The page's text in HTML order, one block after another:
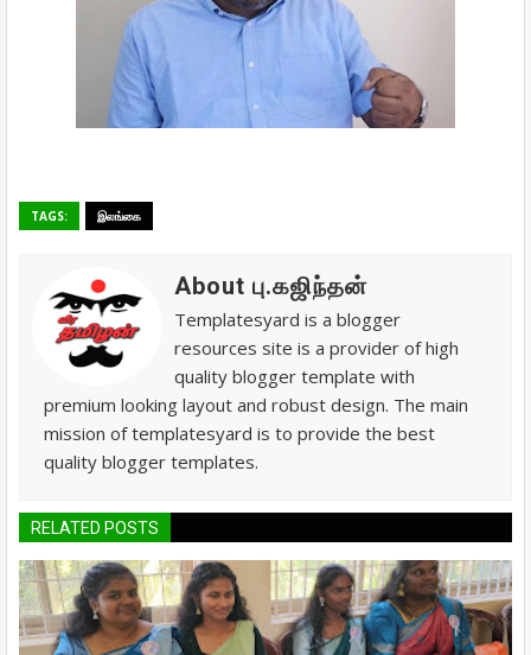
TAGS: இலங்கை
About பு.கஜிந்தன்
Templatesyard is a blogger
resources site is a provider of high
quality blogger template with
premium looking layout and robust design. The main
mission of templatesyard is to provide the best
quality blogger templates.
RELATED POSTS